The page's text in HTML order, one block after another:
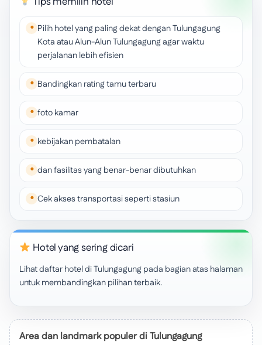
Pilih hotel yang paling dekat dengan Tulungagung
Kota atau Alun-Alun Tulungagung agar waktu
perjalanan lebih efisien
Bandingkan rating tamu terbaru
foto kamar
kebijakan pembatalan
dan fasilitas yang benar-benar dibutuhkan
Cek akses transportasi seperti stasiun
Hotel yang sering dicari
Lihat daftar hotel di Tulungagung pada bagian atas halaman
untuk membandingkan pilihan terbaik.
Area dan landmark populer di Tulungagung